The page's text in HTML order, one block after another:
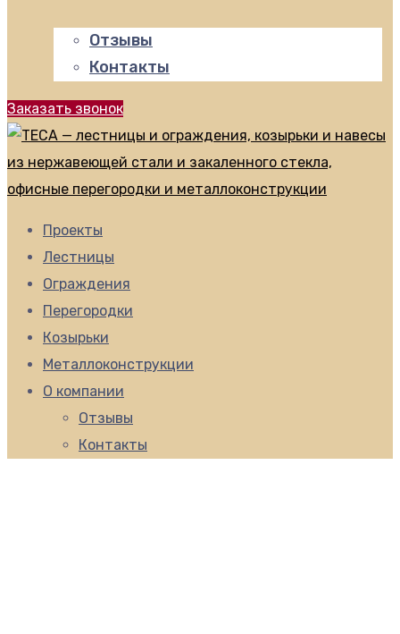
Отзывы
Контакты
Заказать звонок
Проекты
Лестницы
Ограждения
Перегородки
Козырьки
Металлоконструкции
О компании
Отзывы
Контакты